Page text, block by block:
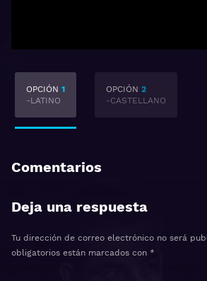
OPCIÓN 1
-LATINO
OPCIÓN 2
-CASTELLANO
Comentarios
Deja una respuesta
Tu dirección de correo electrónico no será
obligatorios están marcados con *